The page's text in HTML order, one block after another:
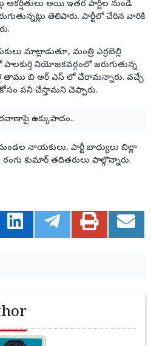
ఆకర్షితులు అయి ఇతర పార్టీల నుండి
తెలిపారు. పార్టీలో చేరిన వారికి
మాట్లాడుతూ, మంత్రి ఎర్రబెల్లి
నియోజకవర్గంలో జరుగుతున్న
తాము బి అర్ ఎస్ లో చేరామన్నారు. వచ్చే
కోసం పని చేస్తామని చెప్పారు.
రవాణాపై ఉక్కుపాదం..
నాయకులు, పార్టీ బాధ్యులు బిల్లా
రంగు కుమార్ తదితరులు పాల్గొన్నారు.